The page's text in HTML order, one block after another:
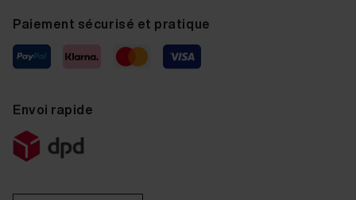
Paiement sécurisé et pratique
Envoi rapide